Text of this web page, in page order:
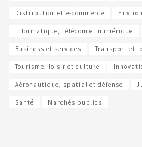
Distribution et e-commerce
Informatique, télécom et numérique
Business et services Transport et
Tourisme, loisir et culture
Aéronautique, spatial et défense
Santé Marchés publics